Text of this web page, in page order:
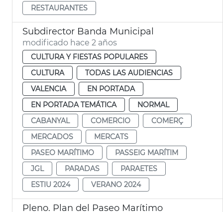
RESTAURANTES
Subdirector Banda Municipal
modificado hace 2 años
CULTURA Y FIESTAS POPULARES
CULTURA
TODAS LAS AUDIENCIAS
VALENCIA
EN PORTADA
EN PORTADA TEMÁTICA
NORMAL
CABANYAL
COMERCIO
COMERÇ
MERCADOS
MERCATS
PASEO MARÍTIMO
PASSEIG MARÍTIM
JGL
PARADAS
PARAETES
ESTIU 2024
VERANO 2024
Pleno. Plan del Paseo Marítimo